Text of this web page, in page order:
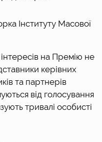
Інституту Масової
на Премію не
керівних
та партнерів
від голосування
тривалі особисті